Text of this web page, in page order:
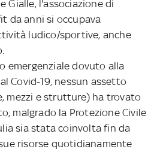
Gialle, l'associazione di
da anni si occupava
ludico/sportive, anche
emergenziale dovuto alla
Covid-19, nessun assetto
mezzi e strutture) ha trovato
malgrado la Protezione Civile
sia stata coinvolta fin da
risorse quotidianamente